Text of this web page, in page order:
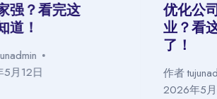
强？看完这
道！
月12日
优化公
业？看
了！
作者
2026年5